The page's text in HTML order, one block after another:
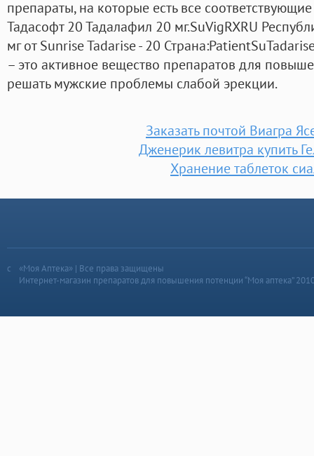
препараты, на которые есть все
Тадасофт 20 Тадалафил 20 мг.SuVigRXRU
мг от Sunrise Tadarise - 20
– это активное вещество препаратов для
решать мужские проблемы слабой эрекции.
Заказать почтой Виагра
Дженерик левитра купить
Хранение таблеток
«Моя Аптека» | Все права защищены
Интернет-магазин препаратов для повышения потенции “Моя аптека”